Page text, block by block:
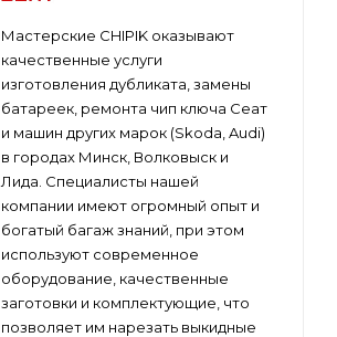
Мастерские CHIPIK оказывают
качественные услуги
изготовления дубликата, замены
батареек, ремонта чип ключа Сеат
и машин других марок (Skoda, Audi)
в городах Минск, Волковыск и
Лида. Специалисты нашей
компании имеют огромный опыт и
богатый багаж знаний, при этом
используют современное
оборудование, качественные
заготовки и комплектующие, что
позволяет им нарезать выкидные